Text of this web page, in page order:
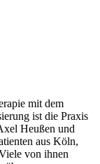
mit dem
ist die Praxis
Heußen und
aus Köln,
von ihnen